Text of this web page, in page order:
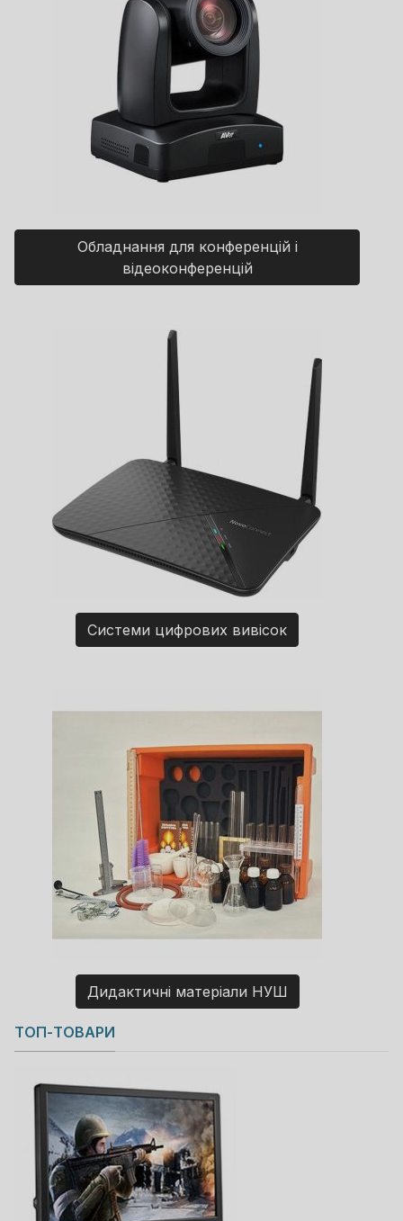
Обладнання для конференцій і
відеоконференцій
Системи цифрових вивісок
Дидактичні матеріали НУШ
Copyright MAXXmarketing GmbH
JoomShopping Download & Support
ТОП-ТОВАРИ